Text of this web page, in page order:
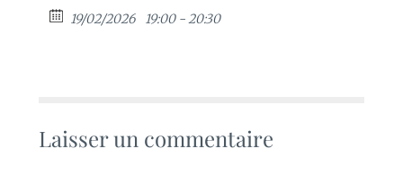
19/02/2026 19:00 - 20:30
Laisser un commentaire